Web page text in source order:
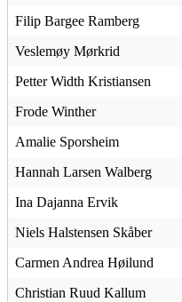
Filip Bargee Ramberg
Veslemøy Mørkrid
Petter Width Kristiansen
Frode Winther
Amalie Sporsheim
Hannah Larsen Walberg
Ina Dajanna Ervik
Niels Halstensen Skåber
Carmen Andrea Høilund
Christian Ruud Kallum